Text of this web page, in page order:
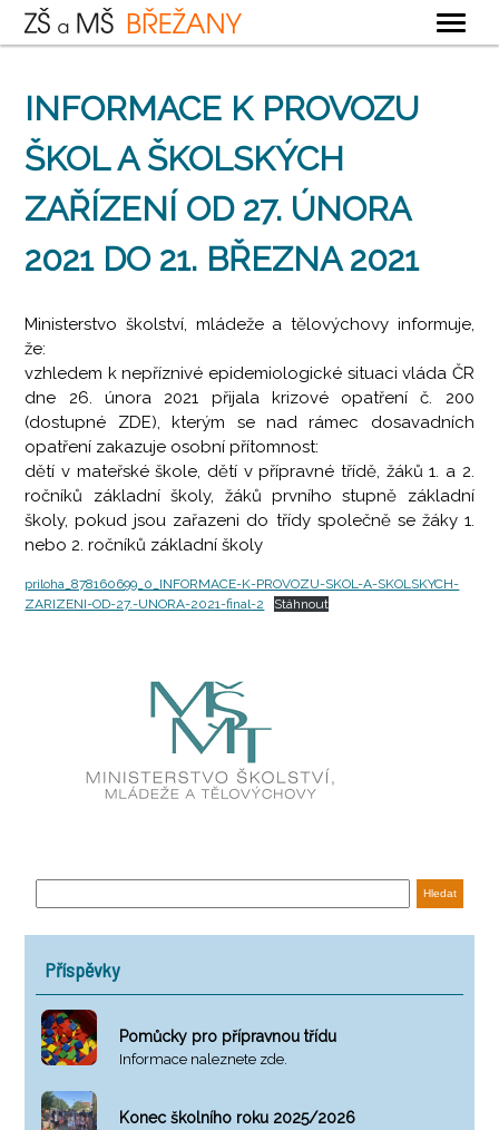
ZÁKLADNÍ ŠKOLA
MATEŘSKÁ ŠKOLA
ŠKOLNÍ DRUŽINA
ŠKOLNÍ JÍDELNA
INFORMACE K PROVOZU
ŠKOL A ŠKOLSKÝCH
ZAŘÍZENÍ OD 27. ÚNORA
2021 DO 21. BŘEZNA 2021
Ministerstvo školství, mládeže a tělovýchovy informuje,
že:
vzhledem k nepříznivé epidemiologické situaci vláda ČR
dne 26. února 2021 přijala krizové opatření č. 200
(dostupné ZDE), kterým se nad rámec dosavadních
opatření zakazuje osobní přítomnost:
dětí v mateřské škole, dětí v přípravné třídě, žáků 1. a 2.
ročníků základní školy, žáků prvního stupně základní
školy, pokud jsou zařazeni do třídy společně se žáky 1.
nebo 2. ročníků základní školy
priloha_878160699_0_INFORMACE-K-PROVOZU-SKOL-A-SKOLSKYCH-
ZARIZENI-OD-27.-UNORA-2021-final-2
Stáhnout
Příspěvky
Pomůcky pro přípravnou třídu
Informace naleznete zde.
Konec školního roku 2025/2026